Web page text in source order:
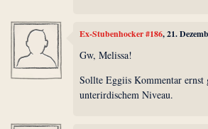
Ex-Stubenhocker #186, 21.
Gw, Melissa!
Sollte Eggiis Kommentar ernst
unterirdischem Niveau.